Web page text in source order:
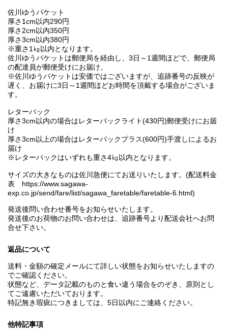
佐川ゆうパケット
厚さ1cm以内290円
厚さ2cm以内350円
厚さ3cm以内380円
※重さ1㎏以内となります。
佐川ゆうパケットは郵便局を経由し、3日～1週間ほどで、郵便局
の配達員が郵便受けにお届け。
※佐川ゆうパケットは安価ではございますが、追跡番号の反映が
遅く、お届けに3日～1週間ほどお時間を頂戴する場合がございま
す。
レターパック
厚さ3cm以内の場合はレターパックライト(430円)郵便受けにお届
け
厚さ3cm以上の場合はレターパックプラス(600円)手渡しによるお
届け
※レターパックはいずれも重さ4㎏以内となります。
サイズの大きなものは佐川急便にてお送りいたします。(配送料金
表 https://www.sagawa-
exp.co.jp/send/fare/list/sagawa_faretable/faretable-6.html)
発送後問い合わせ番号をお知らせいたします。
発送後のお荷物のお問い合わせは、追跡番号より配送会社へお問
合せ下さい。
返品について
送料・金額の確定メールにて詳しい状態をお知らせいたしますの
でご確認ください。
状態など、データ記載のものと食い違う場合をのぞき、原則とし
てご遠慮いただいております。
特記無き瑕疵につきましては、5日以内にご連絡ください。
他特記事項